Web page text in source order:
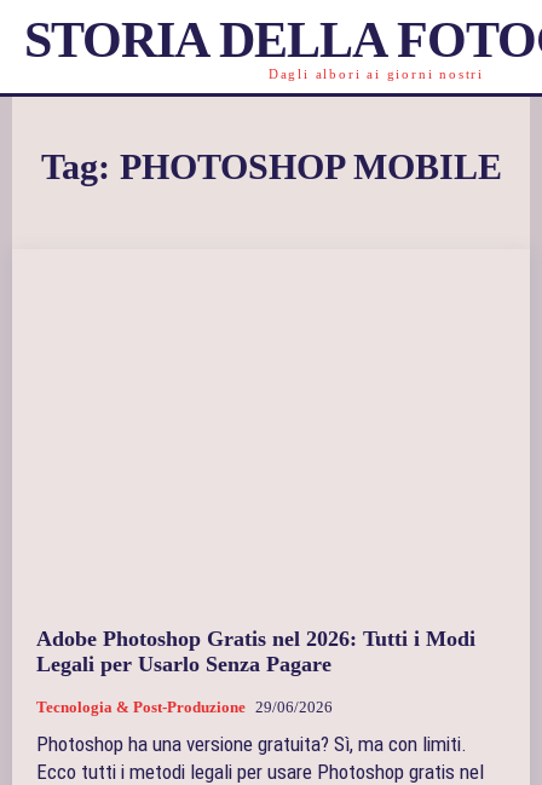
STORIA DELLA
Dagli albori ai giorni nostri
Tag: PHOTOSHOP MOBILE
Adobe Photoshop Gratis nel 2026: Tutti i Modi
Legali per Usarlo Senza Pagare
Tecnologia & Post-Produzione 29/06/2026
Photoshop ha una versione gratuita? Sì, ma con limiti.
Ecco tutti i metodi legali per usare Photoshop gratis nel